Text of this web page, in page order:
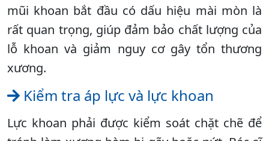
mũi khoan bắt đầu có dấu hiệu mài mòn là
rất quan trọng, giúp đảm bảo chất lượng của
lỗ khoan và giảm nguy cơ gây tổn thương
xương.
Kiểm tra áp lực và lực khoan
Lực khoan phải được kiểm soát chặt chẽ để